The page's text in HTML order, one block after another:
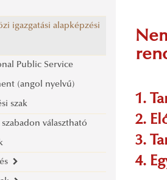
információk
Diplomamunka
információk
tájékoztatók
kérdéssorok
kérdéssorok
alóli felmentés
kurzusok alóli
kurzusok alóli felmentés
BA szakmai
igazgatási alapképzési
Public Service
(angol nyelvű)
szak
választható
1.
2.
3.
4.